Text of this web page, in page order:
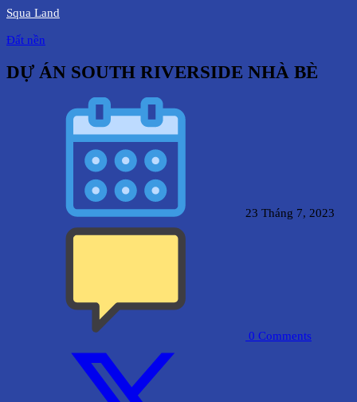
Squa Land
Đất nền
DỰ ÁN SOUTH RIVERSIDE NHÀ BÈ
23 Tháng 7, 2023
0 Comments